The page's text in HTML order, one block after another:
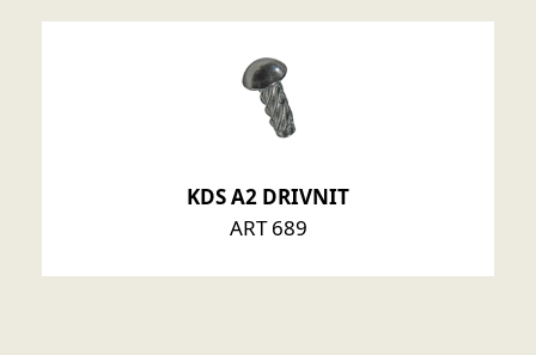
KDS A2 DRIVNIT
ART 689